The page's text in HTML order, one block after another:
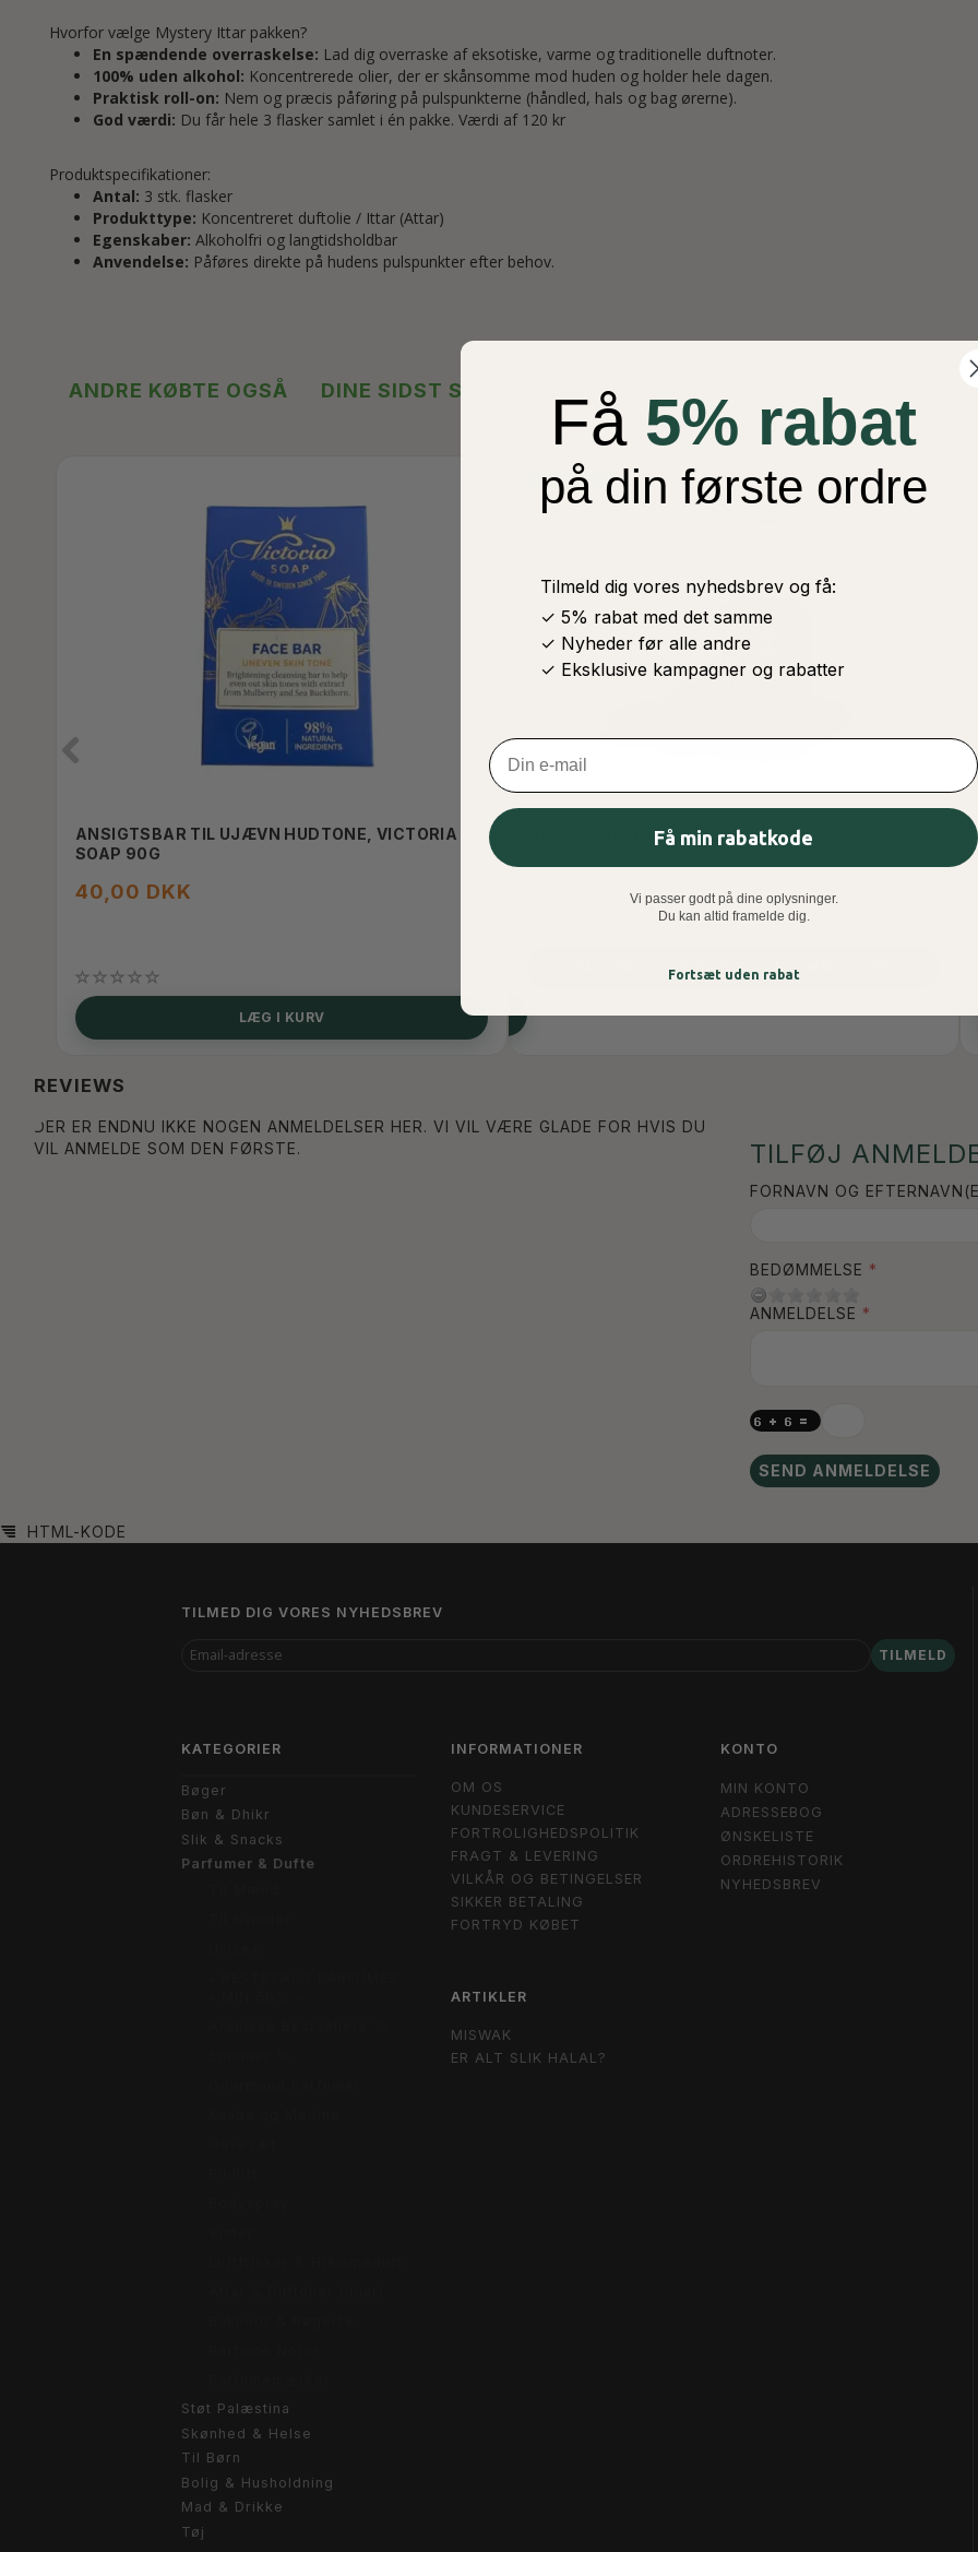
Hvorfor vælge Mystery Ittar pakken?
En spændende overraskelse: Lad dig overraske af eksotiske, varme og traditionelle duftnoter.
100% uden alkohol: Koncentrerede olier, der er skånsomme mod huden og holder hele dagen.
Praktisk roll-on: Nem og præcis påføring på pulspunkterne (håndled, hals og bag ørerne).
God værdi: Du får hele 3 flasker samlet i én pakke. Værdi af 120 kr
Produktspecifikationer:
Antal: 3 stk. flasker
Produkttype: Koncentreret duftolie / Ittar (Attar)
Egenskaber: Alkoholfri og langtidsholdbar
Anvendelse: Påføres direkte på hudens pulspunkter efter behov.
ANDRE KØBTE OGSÅ DINE SIDST SETE PRODUKTER
ANSIGTSBAR TIL UJÆVN HUDTONE, VICTORIA
SOAP 90G
40,00 DKK
LÆG I KURV
POPULÆR
HAJR-E-ASWAD OUDH
100,00 DKK
FÅ BESKED NÅR PRODUKTET KOMMER IGEN
SE PRODUKTET
REVIEWS
DER ER ENDNU IKKE NOGEN ANMELDELSER HER. VI VIL VÆRE GLADE FOR HVIS DU
VIL ANMELDE SOM DEN FØRSTE.
TILFØJ
FORNAVN OG
BEDØMMELSE
ANMELDELSE
SEND ANMELDELSE
HTML-KODE
TILMED DIG VORES NYHEDSBREV
EMAIL-
ADRESSE
TILMELD
KATEGORIER
Bøger
Bøn & Dhikr
Slik & Snacks
Parfumer & Dufte
Støt Palæstina
Skønhed & Helse
Til Børn
Bolig & Husholdning
Mad & Drikke
Tøj
INFORMATIONER
OM OS
KUNDESERVICE
FORTROLIGHEDSPOLITIK
FRAGT & LEVERING
VILKÅR OG BETINGELSER
SIKKER BETALING
FORTRYD KØBET
ARTIKLER
MISWAK
ER ALT SLIK HALAL?
KONTO
MIN KONTO
ADRESSEBOG
ØNSKELISTE
ORDREHISTORIK
NYHEDSBREV
Få 5% rabat
på din første ordre
Tilmeld dig vores nyhedsbrev og få:
✓ 5% rabat med det samme
✓ Nyheder før alle andre
✓ Eksklusive kampagner og rabatter
Email
Få min rabatkode
Vi passer godt på dine oplysninger.
Du kan altid framelde dig.
Fortsæt uden rabat